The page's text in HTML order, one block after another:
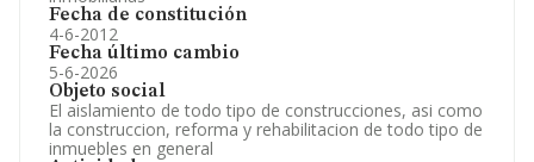
Fecha de constitución
4-6-2012
Fecha último cambio
5-6-2026
Objeto social
El aislamiento de todo tipo de construcciones, asi como
la construccion, reforma y rehabilitacion de todo tipo de
inmuebles en general